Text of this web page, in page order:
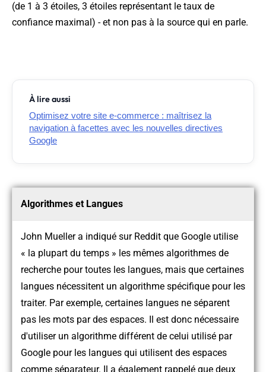
(de 1 à 3 étoiles, 3 étoiles représentant le taux de
confiance maximal) - et non pas à la source qui en parle.
À lire aussi
Optimisez votre site e-commerce : maîtrisez la
navigation à facettes avec les nouvelles directives
Google
Algorithmes et Langues
John Mueller a indiqué sur Reddit que Google utilise
« la plupart du temps » les mêmes algorithmes de
recherche pour toutes les langues, mais que certaines
langues nécessitent un algorithme spécifique pour les
traiter. Par exemple, certaines langues ne séparent
pas les mots par des espaces. Il est donc nécessaire
d'utiliser un algorithme différent de celui utilisé par
Google pour les langues qui utilisent des espaces
comme séparateur. Il a également rappelé que deux